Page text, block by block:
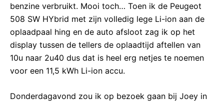
benzine verbruikt. Mooi toch… Toen ik de Peugeot
508 SW HYbrid met zijn volledig lege Li-ion aan de
oplaadpaal hing en de auto afsloot zag ik op het
display tussen de tellers de oplaadtijd aftellen van
10u naar 2u40 dus dat is heel erg netjes te noemen
voor een 11,5 kWh Li-ion accu.
Donderdagavond zou ik op bezoek gaan bij Joey in